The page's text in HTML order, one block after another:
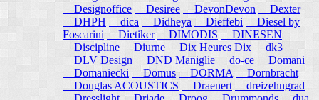
Designoffice
Desiree DevonDevon
Dexter
DHPH
dica Didheya Dieffebi
Diesel by
Foscarini
Dietiker DIMODIS
DINESEN
Discipline
Diurne Dix Heures Dix
dk3
DLV Design
DND Maniglie do-ce
Domani
Domaniecki
Domus DORMA
Dornbracht
Douglas ACOUSTICS
Draenert
dreizehngrad